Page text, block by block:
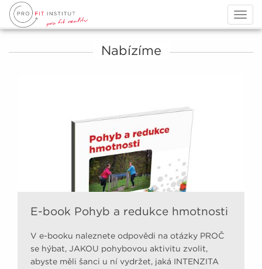
Nabízíme
E-book Pohyb a redukce hmotnosti
V e-booku naleznete odpovědi na otázky PROČ
se hýbat, JAKOU pohybovou aktivitu zvolit,
abyste měli šanci u ní vydržet, jaká INTENZITA